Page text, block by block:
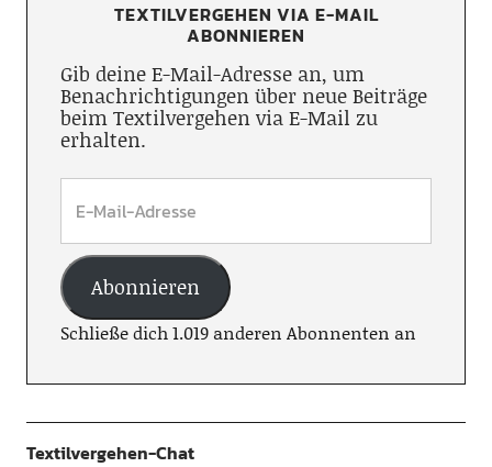
TEXTILVERGEHEN VIA E-MAIL
ABONNIEREN
Gib deine E-Mail-Adresse an, um
Benachrichtigungen über neue Beiträge
beim Textilvergehen via E-Mail zu
erhalten.
Abonnieren
Schließe dich 1.019 anderen Abonnenten an
Textilvergehen-Chat